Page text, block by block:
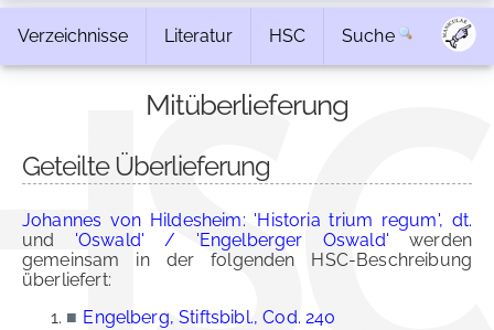
Verzeichnisse Literatur HSC Suche
Mitüberlieferung
Geteilte Überlieferung
Johannes von Hildesheim: 'Historia trium regum', dt.
und 'Oswald' / 'Engelberger Oswald' werden
gemeinsam in der folgenden HSC-Beschreibung
überliefert:
■ Engelberg, Stiftsbibl., Cod. 240